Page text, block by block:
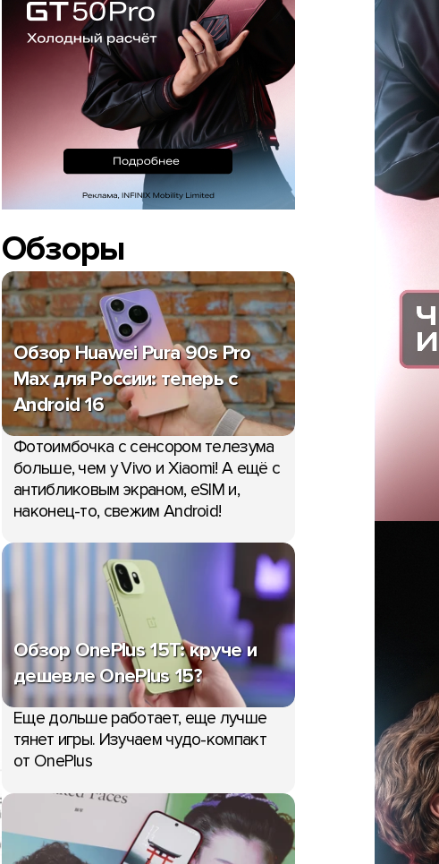
Обзоры
Обзор Huawei Pura 90s Pro
Max для России: теперь с
Android 16
Фотоимбочка с сенсором телезума
больше, чем у Vivo и Xiaomi! А ещё с
антибликовым экраном, eSIM и,
наконец-то, свежим Android!
Обзор OnePlus 15T: круче и
дешевле OnePlus 15?
Еще дольше работает, еще лучше
тянет игры. Изучаем чудо-компакт
от OnePlus